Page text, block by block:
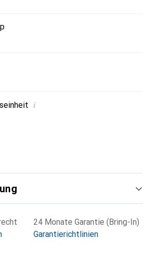
i
24 Monate Garantie (Bring-In)
Garantierichtlinien